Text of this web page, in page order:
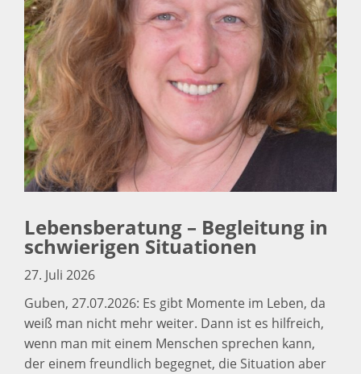
Lebensberatung – Begleitung in
schwierigen Situationen
27. Juli 2026
Guben, 27.07.2026: Es gibt Momente im Leben, da
weiß man nicht mehr weiter. Dann ist es hilfreich,
wenn man mit einem Menschen sprechen kann,
der einem freundlich begegnet, die Situation aber